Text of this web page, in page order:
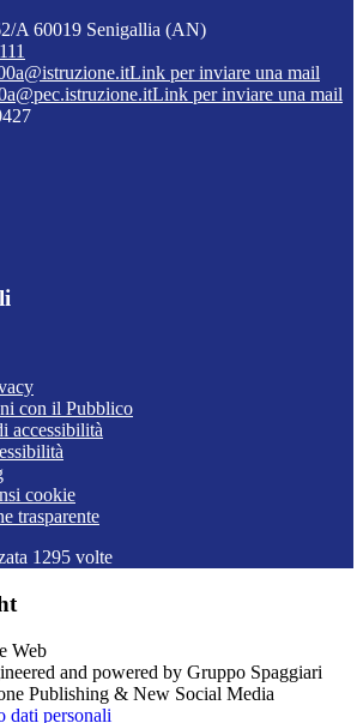
A 60019 Senigallia (AN)
Link per inviare una mail
Link per inviare una mail
con il Pubblico
accessibilità
cookie
trasparente
1295 volte
and powered by Gruppo Spaggiari
Publishing & New Social Media
dati personali